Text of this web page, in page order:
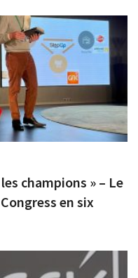
champions » – Le
en six